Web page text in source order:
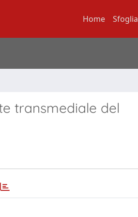
Home Sfoglia
transmediale del